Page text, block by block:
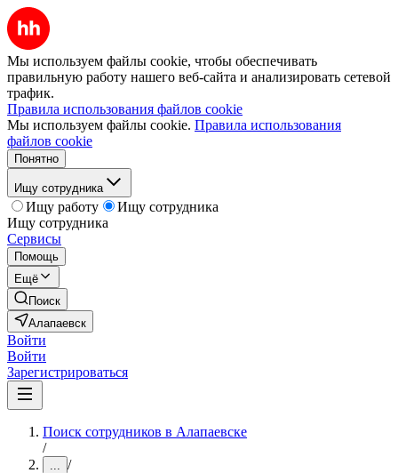
Мы используем файлы cookie, чтобы обеспечивать
правильную работу нашего веб-сайта и анализировать сетевой
трафик.
Правила использования файлов cookie
Мы используем файлы cookie. Правила использования
файлов cookie
Понятно
Ищу сотрудника
Ищу работу
Ищу сотрудника
Ищу сотрудника
Сервисы
Помощь
Ещё
Поиск
Алапаевск
Войти
Войти
Зарегистрироваться
Поиск сотрудников в Алапаевске
/
... /